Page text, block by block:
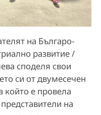
на Българо-
развитие /
споделя свои
си от двумесечен
който е провела
на